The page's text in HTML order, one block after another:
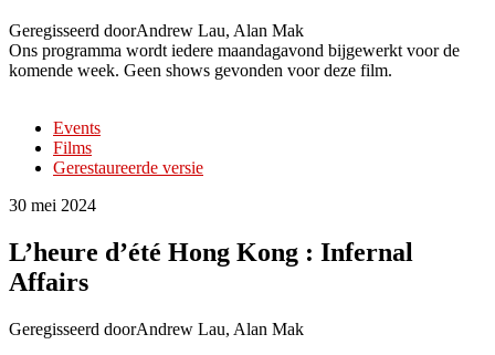
Geregisseerd doorAndrew Lau, Alan Mak
Ons programma wordt iedere maandagavond bijgewerkt voor de
komende week. Geen shows gevonden voor deze film.
Events
Films
Gerestaureerde versie
30 mei 2024
L’heure d’été Hong Kong : Infernal
Affairs
Geregisseerd doorAndrew Lau, Alan Mak